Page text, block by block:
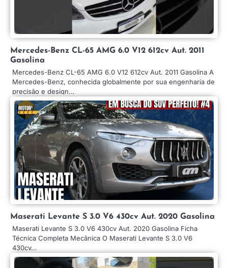
Mercedes-Benz CL-65 AMG 6.0 V12 612cv Aut. 2011
Gasolina
Mercedes-Benz CL-65 AMG 6.0 V12 612cv Aut. 2011 Gasolina A
Mercedes-Benz, conhecida globalmente por sua engenharia de
precisão e design…
Maserati Levante S 3.0 V6 430cv Aut. 2020 Gasolina
Maserati Levante S 3.0 V6 430cv Aut. 2020 Gasolina Ficha
Técnica Completa Mecânica O Maserati Levante S 3.0 V6
430cv…